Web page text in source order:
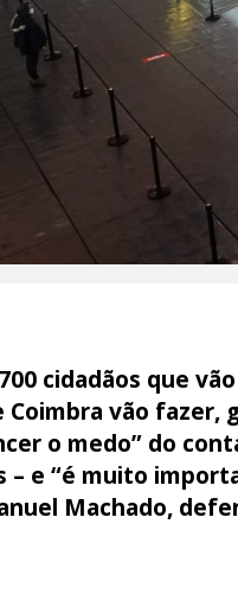
cidadãos que
Coimbra vão
o medo” do
– e “é muito
Machado,